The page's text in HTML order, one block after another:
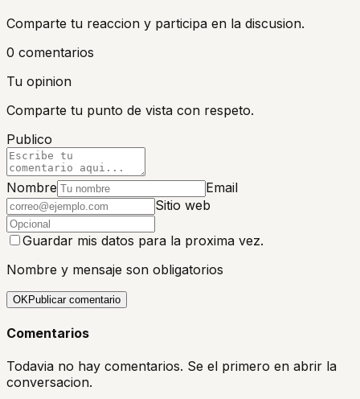
Comparte tu reaccion y participa en la discusion.
0 comentarios
Tu opinion
Comparte tu punto de vista con respeto.
Publico
Nombre
Email
Sitio web
Guardar mis datos para la proxima vez.
Nombre y mensaje son obligatorios
OK Publicar comentario
Comentarios
Todavia no hay comentarios. Se el primero en abrir la
conversacion.